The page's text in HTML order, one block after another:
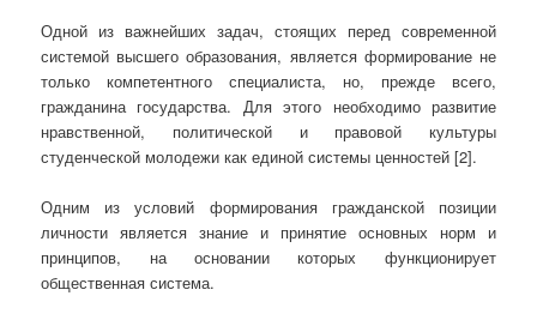
Одной из важнейших задач, стоящих перед современной
системой высшего образования, является формирование не
только компетентного специалиста, но, прежде всего,
гражданина государства. Для этого необходимо развитие
нравственной, политической и правовой культуры
студенческой молодежи как единой системы ценностей [2].
Одним из условий формирования гражданской позиции
личности является знание и принятие основных норм и
принципов, на основании которых функционирует
общественная система.